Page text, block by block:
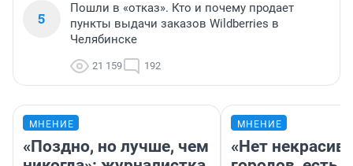
5
Пошли в «отказ». Кто и почему продает
пункты выдачи заказов Wildberries в
Челябинске
21 159 192
МНЕНИЕ
«Поздно, но лучше, чем
МНЕНИЕ
«Нет